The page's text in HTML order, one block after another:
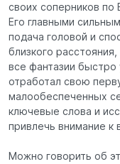
своих соперников по
Его главными
подача головой и
близкого
все фантазии быстро
отработал свою
малообеспеченных
ключевые слова и
привлечь внимание к
Можно говорить об